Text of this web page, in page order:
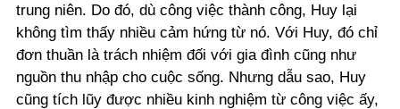
trung niên. Do đó, dù công việc thành công, Huy lại
không tìm thấy nhiều cảm hứng từ nó. Với Huy, đó chỉ
đơn thuần là trách nhiệm đối với gia đình cũng như
nguồn thu nhập cho cuộc sống. Nhưng dẫu sao, Huy
cũng tích lũy được nhiều kinh nghiệm từ công việc ấy,